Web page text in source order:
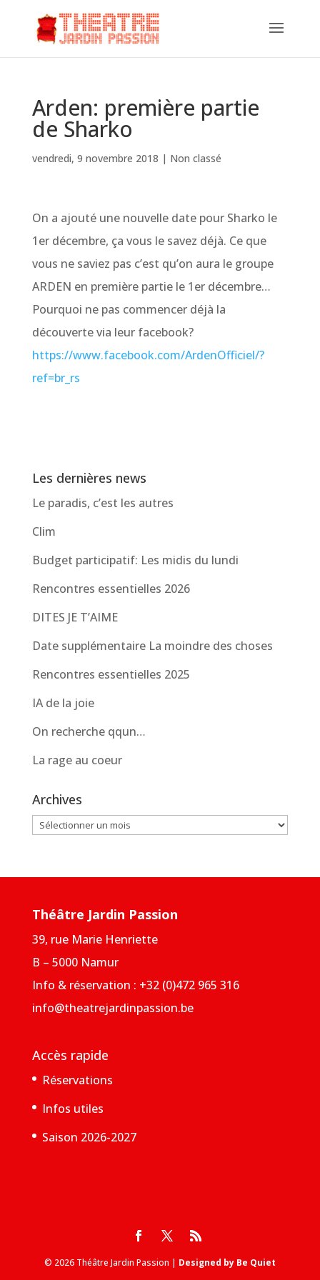
Arden: première partie
de Sharko
vendredi, 9 novembre 2018 | Non classé
On a ajouté une nouvelle date pour Sharko le
1er décembre, ça vous le savez déjà. Ce que
vous ne saviez pas c’est qu’on aura le groupe
ARDEN en première partie le 1er décembre…
Pourquoi ne pas commencer déjà la
découverte via leur facebook?
https://www.facebook.com/ArdenOfficiel/?
ref=br_rs
Les dernières news
Le paradis, c’est les autres
Clim
Budget participatif: Les midis du lundi
Rencontres essentielles 2026
DITES JE T’AIME
Date supplémentaire La moindre des choses
Rencontres essentielles 2025
IA de la joie
On recherche qqun…
La rage au coeur
Archives
Archives
Théâtre Jardin Passion
39, rue Marie Henriette
B – 5000 Namur
Info & réservation : +32 (0)472 965 316
info@theatrejardinpassion.be
Accès rapide
Réservations
Infos utiles
Saison 2026-2027
© 2026 Théâtre Jardin Passion | Designed by Be Quiet